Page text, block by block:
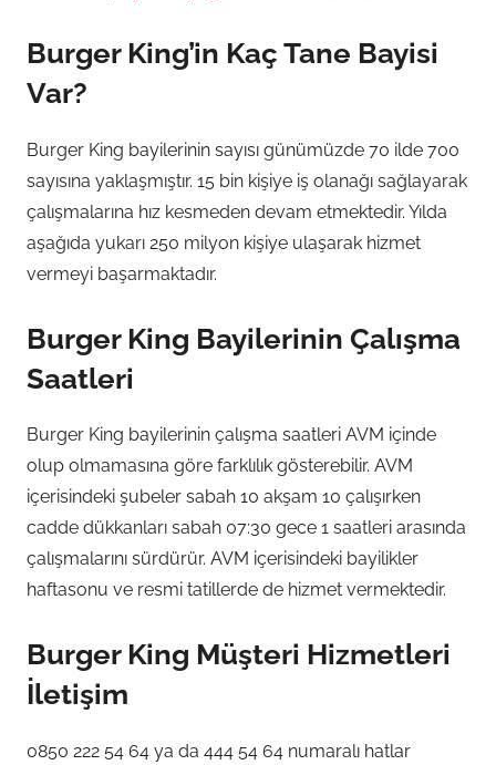
Burger King’in Kaç Tane Bayisi
Var?
Burger King bayilerinin sayısı günümüzde 70 ilde 700
sayısına yaklaşmıştır. 15 bin kişiye iş olanağı sağlayarak
çalışmalarına hız kesmeden devam etmektedir. Yılda
aşağıda yukarı 250 milyon kişiye ulaşarak hizmet
vermeyi başarmaktadır.
Burger King Bayilerinin Çalışma
Saatleri
Burger King bayilerinin çalışma saatleri AVM içinde
olup olmamasına göre farklılık gösterebilir. AVM
içerisindeki şubeler sabah 10 akşam 10 çalışırken
cadde dükkanları sabah 07:30 gece 1 saatleri arasında
çalışmalarını sürdürür. AVM içerisindeki bayilikler
haftasonu ve resmi tatillerde de hizmet vermektedir.
Burger King Müşteri Hizmetleri
İletişim
0850 222 54 64 ya da 444 54 64 numaralı hatlar